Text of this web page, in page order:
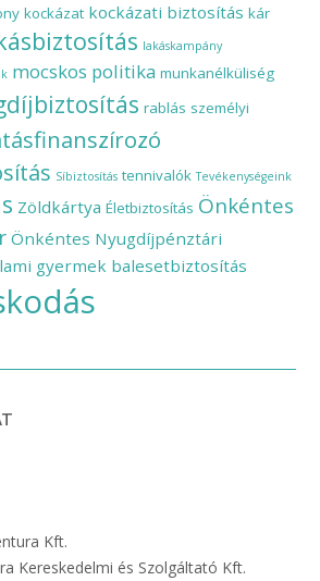
kockázat kockázati biztosítás kár
lakáskampány
mocskos politika munkanélküliség
rablás személyi
Síbiztosítás tennivalók Tevékenységeink
Zöldkártya Életbiztosítás Önkéntes
Önkéntes Nyugdíjpénztári
gyermek balesetbiztosítás
Kft.
Kereskedelmi és Szolgáltató Kft.